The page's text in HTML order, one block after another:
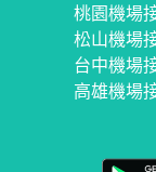
桃園機場
松山機場
台中機場
高雄機場